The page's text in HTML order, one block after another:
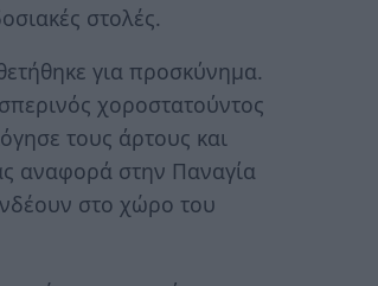
στολές.
για προσκύνημα.
χοροστατούντος
τους άρτους και
αναφορά στην Παναγία
στο χώρο του